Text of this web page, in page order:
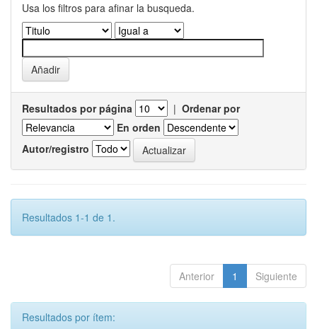
Usa los filtros para afinar la busqueda.
Resultados por página | Ordenar por
En orden
Autor/registro
Resultados 1-1 de 1.
Anterior 1 Siguiente
Resultados por ítem: